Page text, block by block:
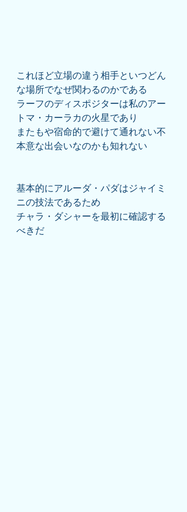
これほど立場の違う相手といつどん
な場所でなぜ関わるのかである
ラーフのディスポジターは私のアー
トマ・カーラカの火星であり
またもや宿命的で避けて通れない不
本意な出会いなのかも知れない
基本的にアルーダ・パダはジャイミ
ニの技法であるため
チャラ・ダシャーを最初に確認する
べきだ